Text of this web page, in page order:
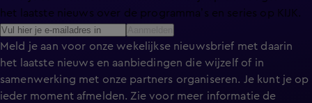
het laatste nieuws over de programma’s en series op KIJK.
Meld je aan voor onze wekelijkse nieuwsbrief met daarin
het laatste nieuws en aanbiedingen die wijzelf of in
samenwerking met onze partners organiseren. Je kunt je op
ieder moment afmelden. Zie voor meer informatie de